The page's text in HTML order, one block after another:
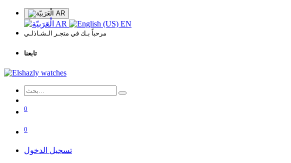
AR
AR EN
مرحباً بـك في متجـر الـشـاذلـي
تابعنا
0
0
تسجيل الدخول